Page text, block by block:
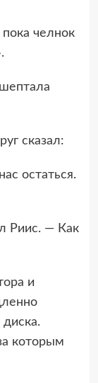
челнок
сказал:
остаться.
Риис. — Как
и
диска.
которым